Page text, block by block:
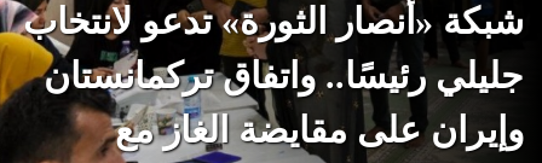
شبكة «أنصار الثورة» تدعو لانتخاب
جليلي رئيسًا.. واتفاق تركمانستان
وإيران على مقايضة الغاز مع